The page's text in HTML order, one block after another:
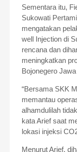
Sementara itu,
Sukowati
mengatakan
well Injection di
rencana dan
meningkatkan
Bojonegero
“Bersama SKK
memantau
alhamdulilah
kata Arief saat
lokasi injeksi
Menurut Arief,